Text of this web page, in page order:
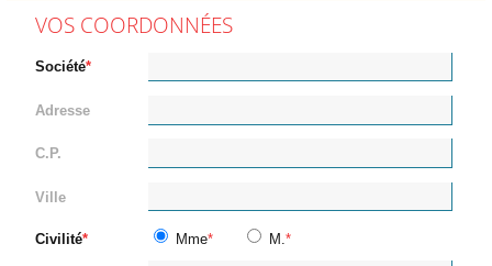
VOS COORDONNÉES
Société
Adresse
C.P.
Ville
Civilité Mme M.